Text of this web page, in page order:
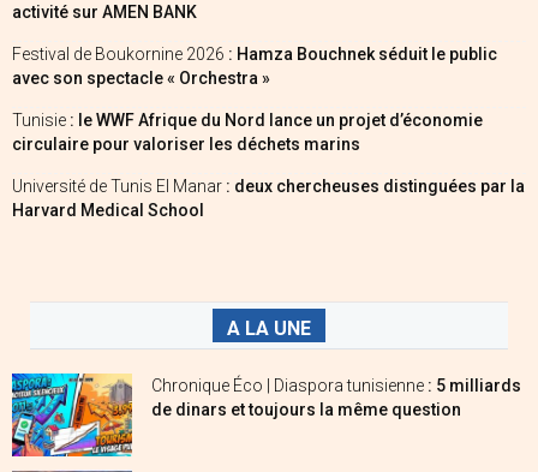
activité sur AMEN BANK
Festival de Boukornine 2026 : Hamza Bouchnek séduit le public
avec son spectacle « Orchestra »
Tunisie : le WWF Afrique du Nord lance un projet d’économie
circulaire pour valoriser les déchets marins
Université de Tunis El Manar : deux chercheuses distinguées par la
Harvard Medical School
A LA UNE
Chronique Éco | Diaspora tunisienne : 5 milliards
de dinars et toujours la même question